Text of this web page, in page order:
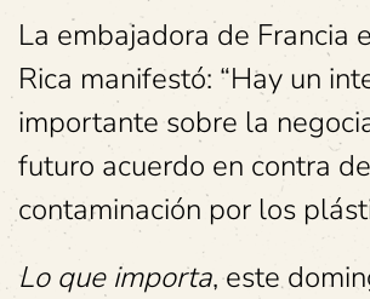
La embajadora de Francia
Rica manifestó: “Hay un
importante sobre la
futuro acuerdo en contra
contaminación por los
Lo que importa, este